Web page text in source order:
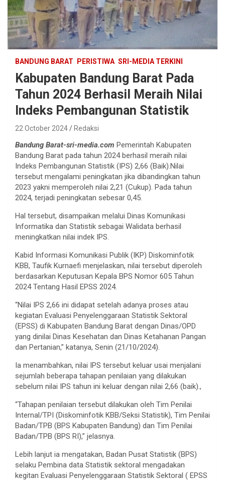
BANDUNG BARAT PERISTIWA SRI-MEDIA TERKINI
Kabupaten Bandung Barat Pada
Tahun 2024 Berhasil Meraih Nilai
Indeks Pembangunan Statistik
22 October 2024 Redaksi
Bandung Barat-sri-media.com Pemerintah Kabupaten
Bandung Barat pada tahun 2024 berhasil meraih nilai
Indeks Pembangunan Statistik (IPS) 2,66 (Baik).Nilai
tersebut mengalami peningkatan jika dibandingkan tahun
2023 yakni memperoleh nilai 2,21 (Cukup). Pada tahun
2024, terjadi peningkatan sebesar 0,45.
Hal tersebut, disampaikan melalui Dinas Komunikasi
Informatika dan Statistik sebagai Walidata berhasil
meningkatkan nilai indek IPS.
Kabid Informasi Komunikasi Publik (IKP) Diskominfotik
KBB, Taufik Kurnaefi menjelaskan, nilai tersebut diperoleh
berdasarkan Keputusan Kepala BPS Nomor 605 Tahun
2024 Tentang Hasil EPSS 2024.
“Nilai IPS 2,66 ini didapat setelah adanya proses atau
kegiatan Evaluasi Penyelenggaraan Statistik Sektoral
(EPSS) di Kabupaten Bandung Barat dengan Dinas/OPD
yang dinilai Dinas Kesehatan dan Dinas Ketahanan Pangan
dan Pertanian,” katanya, Senin (21/10/2024).
Ia menambahkan, nilai IPS tersebut keluar usai menjalani
sejumlah beberapa tahapan penilaian yang dilakukan
sebelum nilai IPS tahun ini keluar dengan nilai 2,66 (baik).,
“Tahapan penilaian tersebut dilakukan oleh Tim Penilai
Internal/TPI (Diskominfotik KBB/Seksi Statistik), Tim Penilai
Badan/TPB (BPS Kabupaten Bandung) dan Tim Penilai
Badan/TPB (BPS RI),” jelasnya.
Lebih lanjut ia mengatakan, Badan Pusat Statistik (BPS)
selaku Pembina data Statistik sektoral mengadakan
kegitan Evaluasi Penyelenggaraan Statistik Sektoral ( EPSS